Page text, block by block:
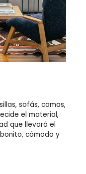
sofás, camas,
el material,
que llevará el
cómodo y